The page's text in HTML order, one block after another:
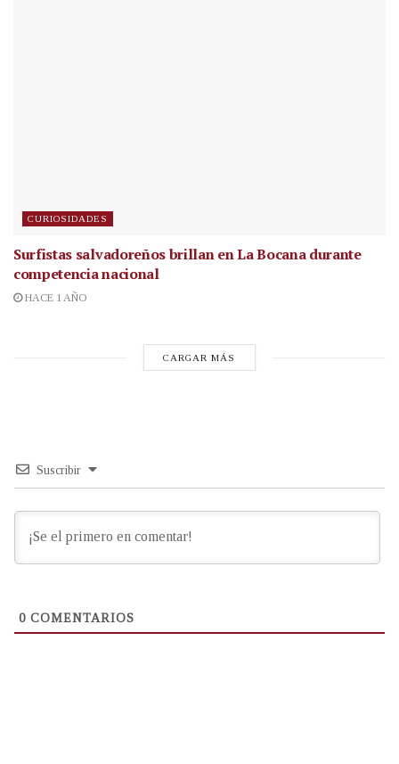
CURIOSIDADES
Surfistas salvadoreños brillan en La Bocana durante
competencia nacional
HACE 1 AÑO
CARGAR MÁS
Suscribir
0 COMENTARIOS